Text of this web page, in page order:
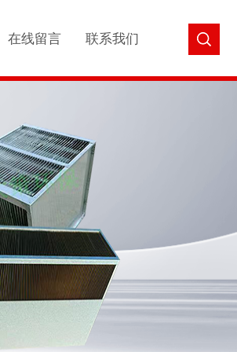
在线留言 联系我们